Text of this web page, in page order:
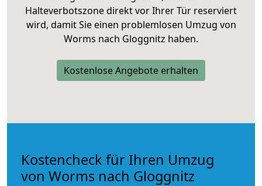
Halteverbotszone direkt vor Ihrer Tür reserviert
wird, damit Sie einen problemlosen Umzug von
Worms nach Gloggnitz haben.
Kostenlose Angebote erhalten
Kostencheck für Ihren Umzug
von Worms nach Gloggnitz